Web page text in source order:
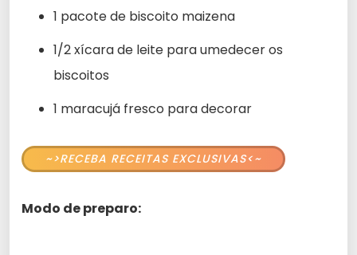
1 pacote de biscoito maizena
1/2 xícara de leite para umedecer os
biscoitos
1 maracujá fresco para decorar
~>RECEBA RECEITAS EXCLUSIVAS<~
Modo de preparo: